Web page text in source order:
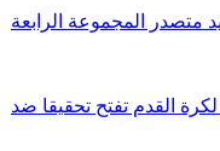
متصدر المجموعة الرابعة
لكرة القدم تفتح تحقيقا ضد